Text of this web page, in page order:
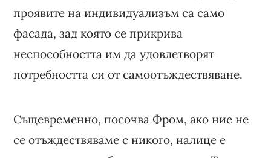
проявите на индивидуализъм са само
фасада, зад която се прикрива
неспособността им да удовлетворят
потребността си от самоотъждествяване.
Същевременно, посочва Фром, ако ние не
се отъждествяваме с никого, налице е